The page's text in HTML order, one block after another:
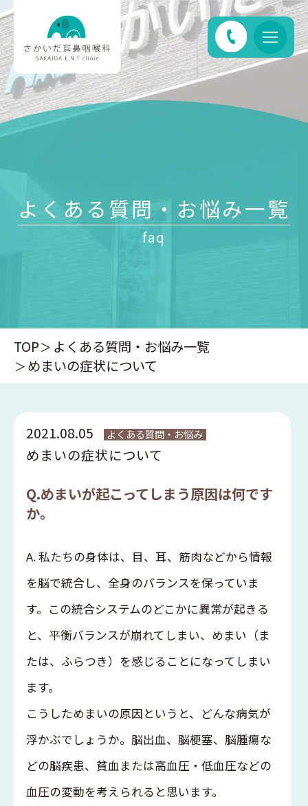
よくある質問・お悩み一覧
faq
TOP
よくある質問・お悩み一覧
めまいの症状について
2021.08.05 よくある質問・お悩み
めまいの症状について
Q.めまいが起こってしまう原因は何です
か。
A. 私たちの身体は、目、耳、筋肉などから情報
を脳で統合し、全身のバランスを保っていま
す。この統合システムのどこかに異常が起きる
と、平衡バランスが崩れてしまい、めまい（ま
たは、ふらつき）を感じることになってしまい
ます。
こうしためまいの原因というと、どんな病気が
浮かぶでしょうか。脳出血、脳梗塞、脳腫瘍な
どの脳疾患、貧血または高血圧・低血圧などの
血圧の変動を考えられると思います。